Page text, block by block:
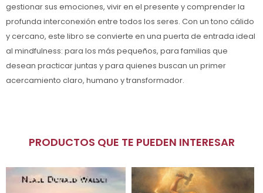
gestionar sus emociones, vivir en el presente y comprender la
profunda interconexión entre todos los seres. Con un tono cálido
y cercano, este libro se convierte en una puerta de entrada ideal
al mindfulness: para los más pequeños, para familias que
desean practicar juntas y para quienes buscan un primer
acercamiento claro, humano y transformador.
PRODUCTOS QUE TE PUEDEN INTERESAR